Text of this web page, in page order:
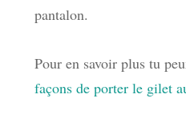
pantalon.
Pour en savoir plus tu
façons de porter le gilet